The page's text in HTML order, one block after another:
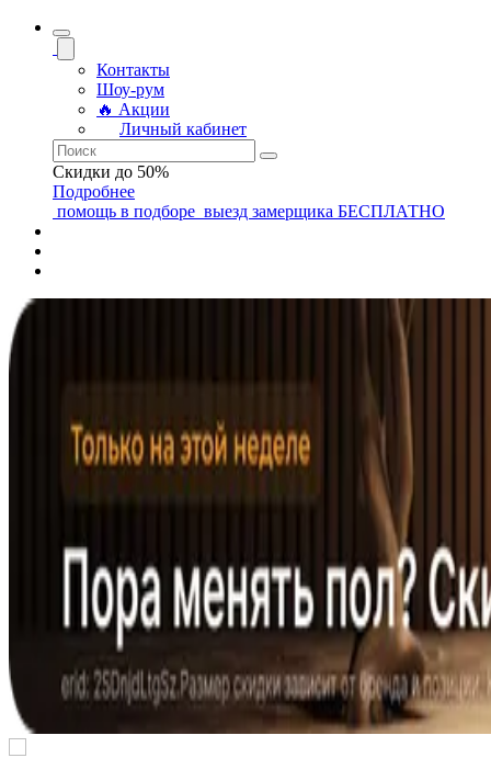
Контакты
Шоу-рум
🔥 Акции
Личный кабинет
Скидки до 50%
Подробнее
помощь в подборе выезд замерщика БЕСПЛАТНО